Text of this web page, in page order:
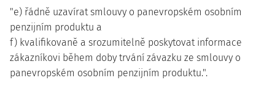
"e) řádně uzavírat smlouvy o panevropském osobním
penzijním produktu a
f) kvalifikovaně a srozumitelně poskytovat informace
zákazníkovi během doby trvání závazku ze smlouvy o
panevropském osobním penzijním produktu.".